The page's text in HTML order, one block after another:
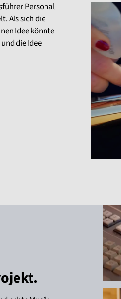
Personal
Als sich die
Idee könnte
die Idee